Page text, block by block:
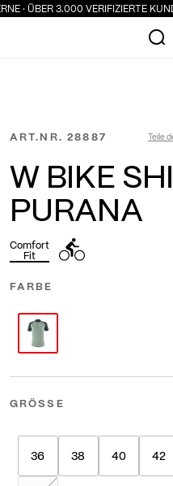
3.000 VERIFIZIERTE
ART.NR. 28887 Teile
W BIKE
PURANA
Comfort
Fit
FARBE
GRÖSSE
36 38 40 42